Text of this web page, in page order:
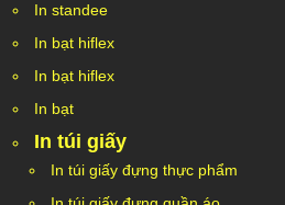
In standee
In bạt hiflex
In bạt hiflex
In bạt
In túi giấy
In túi giấy đựng thực phẩm